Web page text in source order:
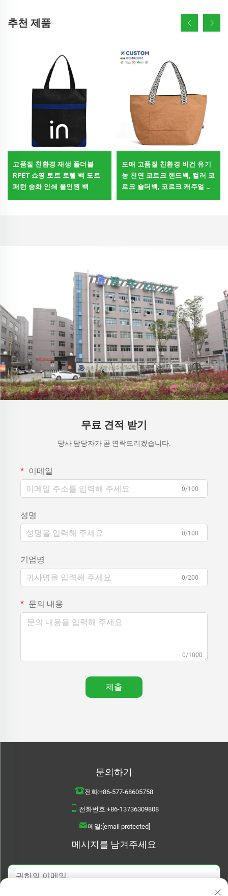
추천 제품
고품질 친환경 재생 폴더블
RPET 쇼핑 토트 로렐 백 도트
패턴 승화 인쇄 올인원 백
도매 고품질 친환경 비건 유기
농 천연 코르크 핸드백, 컬러 코
르크 숄더백, 코르크 캐주얼 토
무료 견적 받기
당사 담당자가 곧 연락드리겠습니다.
이메일
0/100
성명
0/100
기업명
0/200
문의 내용
0/1000
제출
문의하기
전화:+86-577-68605758
전화번호:+86-13736309808
메일:[email protected]
메시지를 남겨주세요